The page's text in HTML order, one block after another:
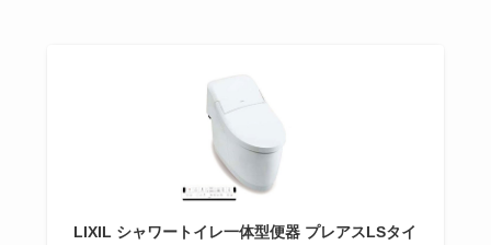
LIXIL シャワートイレ一体型便器 プレアスLSタイ